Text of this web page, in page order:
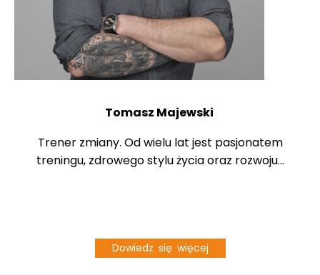
Tomasz Majewski
Trener zmiany. Od wielu lat jest pasjonatem
treningu, zdrowego stylu życia oraz rozwoju...
Dowiedz się więcej